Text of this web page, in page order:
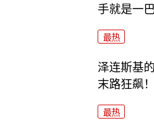
手就是一巴
最热
泽连斯基
末路狂飙！
最热